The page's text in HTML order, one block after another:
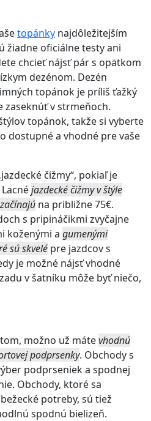
topánky najdôležitejším
žiadne oficiálne testy ani
chcieť nájsť pár s opätkom
dezénom. Dezén
topánok je príliš ťažký
zaseknúť v strmeňoch.
topánok, takže si vyberte
dostupné a vhodné pre vaše
čižmy“, pokiaľ je
jazdecké čižmy v štýle
na približne 75€.
s pripináčikmi zvyčajne
koženými a gumenými
sú skvelé pre jazdcov s
je možné nájsť vhodné
v šatníku môže byť niečo,
možno už mátevhodnú
podprsenky. Obchody s
podprseniek a spodnej
Obchody, ktoré sa
potreby, sú tiež
spodnú bielizeň.